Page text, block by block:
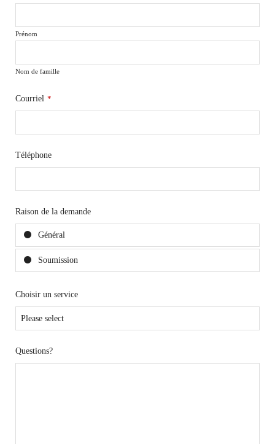
Prénom
Nom de famille
Courriel *
Téléphone
Raison de la demande
Général
Soumission
Choisir un service
Questions?